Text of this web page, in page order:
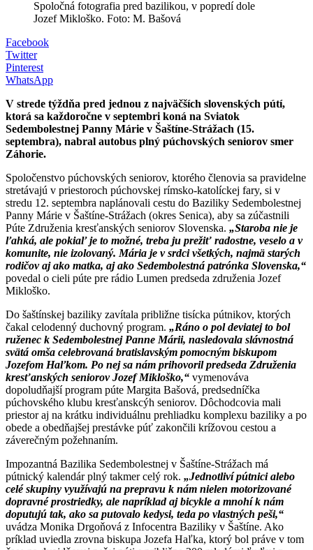
Spoločná fotografia pred bazilikou, v popredí dole
Jozef Mikloško. Foto: M. Bašová
Facebook
Twitter
Pinterest
WhatsApp
V strede týždňa pred jednou z najväčších slovenských pútí,
ktorá sa každoročne v septembri koná na Sviatok
Sedembolestnej Panny Márie v Šaštíne-Strážach (15.
septembra), nabral autobus plný púchovských seniorov smer
Záhorie.
Spoločenstvo púchovských seniorov, ktorého členovia sa pravidelne
stretávajú v priestoroch púchovskej rímsko-katolíckej fary, si v
stredu 12. septembra naplánovali cestu do Baziliky Sedembolestnej
Panny Márie v Šaštíne-Strážach (okres Senica), aby sa zúčastnili
Púte Združenia kresťanských seniorov Slovenska. „Staroba nie je
ľahká, ale pokiaľ je to možné, treba ju prežiť radostne, veselo a v
komunite, nie izolovaný. Mária je v srdci všetkých, najmä starých
rodičov aj ako matka, aj ako Sedembolestná patrónka Slovenska,“
povedal o cieli púte pre rádio Lumen predseda združenia Jozef
Mikloško.
Do šaštínskej baziliky zavítala približne tisícka pútnikov, ktorých
čakal celodenný duchovný program. „Ráno o pol deviatej to bol
ruženec k Sedembolestnej Panne Márii, nasledovala slávnostná
svätá omša celebrovaná bratislavským pomocným biskupom
Jozefom Haľkom. Po nej sa nám prihovoril predseda Združenia
kresťanských seniorov Jozef Mikloško,“ vymenováva
dopoludňajší program púte Margita Bašová, predsedníčka
púchovského klubu kresťanskcýh seniorov. Dôchodcovia mali
priestor aj na krátku individuálnu prehliadku komplexu baziliky a po
obede a obedňajšej prestávke púť zakončili krížovou cestou a
záverečným požehnaním.
Impozantná Bazilika Sedembolestnej v Šaštíne-Strážach má
pútnický kalendár plný takmer celý rok. „Jednotliví pútnici alebo
celé skupiny využívajú na prepravu k nám nielen motorizované
dopravné prostriedky, ale napríklad aj bicykle a mnohí k nám
doputujú tak, ako sa putovalo kedysi, teda po vlastných peši,“
uvádza Monika Drgoňová z Infocentra Baziliky v Šaštíne. Ako
príklad uviedla zrovna biskupa Jozefa Haľka, ktorý bol práve v tom